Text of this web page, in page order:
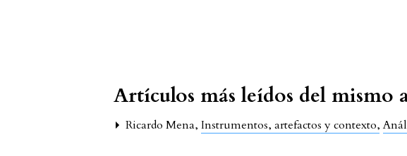
Artículos más leídos del mismo
Ricardo Mena,Instrumentos, artefactos y contexto,